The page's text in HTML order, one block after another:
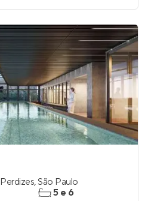
Perdizes,São Paulo
5 e 6